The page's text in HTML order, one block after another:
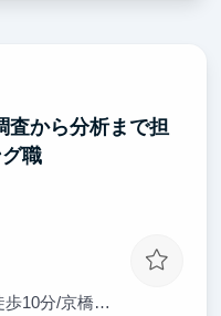
査から分析まで担
職
歩3分/宝町駅徒歩8分